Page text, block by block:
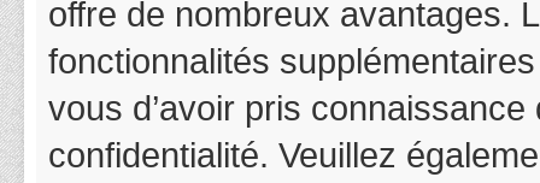
offre de nombreux avantages.
fonctionnalités
vous d’avoir pris
confidentialité. Veuillez